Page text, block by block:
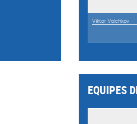
Viktor Volchkov
EQUIPES